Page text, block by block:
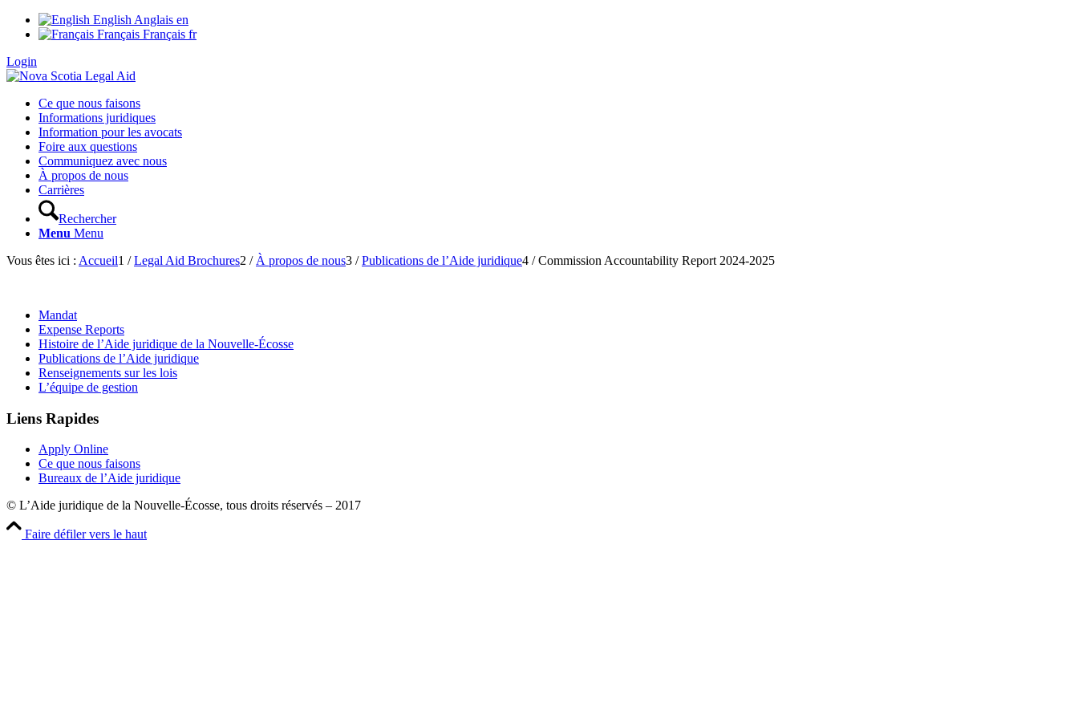
English Anglais en
Français Français fr
Login
Ce que nous faisons
Informations juridiques
Information pour les avocats
Foire aux questions
Communiquez avec nous
À propos de nous
Carrières
Rechercher
Menu Menu
Vous êtes ici : Accueil1 / Legal Aid Brochures2 / À propos de nous3 / Publications de l’Aide juridique4 / Commission Accountability Report 2024-2025
Mandat
Expense Reports
Histoire de l’Aide juridique de la Nouvelle-Écosse
Publications de l’Aide juridique
Renseignements sur les lois
L’équipe de gestion
Liens Rapides
Apply Online
Ce que nous faisons
Bureaux de l’Aide juridique
© L’Aide juridique de la Nouvelle-Écosse, tous droits réservés – 2017
Faire défiler vers le haut